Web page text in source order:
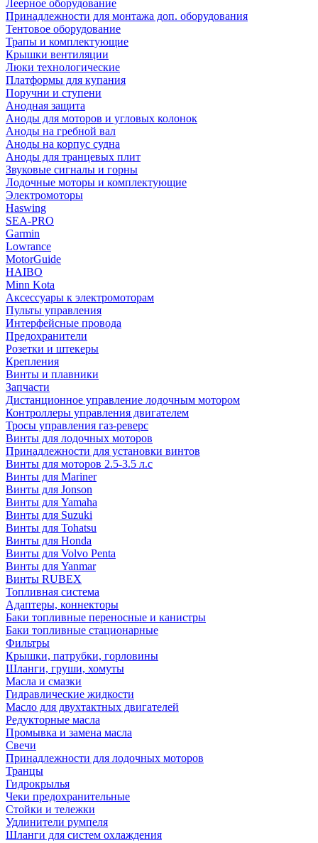
Леерное оборудование
Принадлежности для монтажа доп. оборудования
Тентовое оборудование
Трапы и комплектующие
Крышки вентиляции
Люки технологические
Платформы для купания
Поручни и ступени
Анодная защита
Аноды для моторов и угловых колонок
Аноды на гребной вал
Аноды на корпус судна
Аноды для транцевых плит
Звуковые сигналы и горны
Лодочные моторы и комплектующие
Электромоторы
Haswing
SEA-PRO
Garmin
Lowrance
MotorGuide
HAIBO
Minn Kota
Аксессуары к электромоторам
Пульты управления
Интерфейсные провода
Предохранители
Розетки и штекеры
Крепления
Винты и плавники
Запчасти
Дистанционное управление лодочным мотором
Контроллеры управления двигателем
Тросы управления газ-реверс
Винты для лодочных моторов
Принадлежности для установки винтов
Винты для моторов 2.5-3.5 л.с
Винты для Mariner
Винты для Jonson
Винты для Yamaha
Винты для Suzuki
Винты для Tohatsu
Винты для Honda
Винты для Volvo Penta
Винты для Yanmar
Винты RUBEX
Топливная система
Адаптеры, коннекторы
Баки топливные переносные и канистры
Баки топливные стационарные
Фильтры
Крышки, патрубки, горловины
Шланги, груши, хомуты
Масла и смазки
Гидравлические жидкости
Масло для двухтактных двигателей
Редукторные масла
Промывка и замена масла
Свечи
Принадлежности для лодочных моторов
Транцы
Гидрокрылья
Чеки предохранительные
Стойки и тележки
Удлинители румпеля
Шланги для систем охлаждения